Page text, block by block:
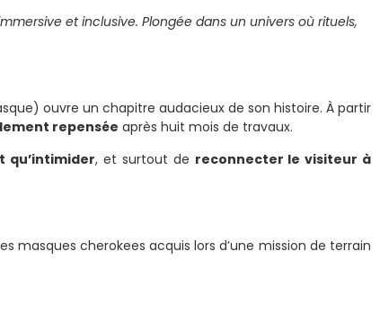
et inclusive. Plongée dans un univers où rituels,
ouvre un chapitre audacieux de son histoire. À partir
repensée après huit mois de travaux.
qu’intimider, et surtout de reconnecter le visiteur à
masques cherokees acquis lors d’une mission de terrain